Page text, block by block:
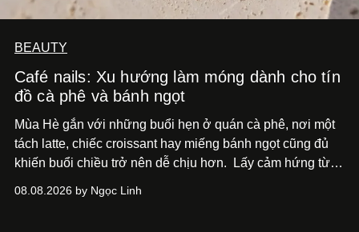
BEAUTY
Café nails: Xu hướng làm móng dành cho tín
đồ cà phê và bánh ngọt
Mùa Hè gắn với những buổi hẹn ở quán cà phê, nơi một
tách latte, chiếc croissant hay miếng bánh ngọt cũng đủ
khiến buổi chiều trở nên dễ chịu hơn.
Lấy cảm hứng từ
sử dụng bảng màu nâu sữa, kem, trắng ngà cùng những
08.08.2026 by Ngọc Linh